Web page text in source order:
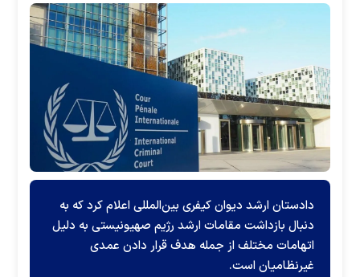
دادستان ارشد دیوان کیفری بین‌المللی اعلام کرد که به
دنبال بازداشت مقامات ارشد رژیم صهیونیستی به دلیل
اتهامات مختلف از جمله هدف قرار دادن عمدی
غیرنظامیان است.